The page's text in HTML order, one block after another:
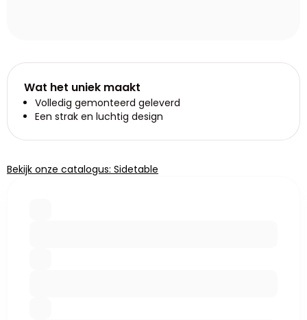
Wat het uniek maakt
Volledig gemonteerd geleverd
Een strak en luchtig design
Bekijk onze catalogus: Sidetable